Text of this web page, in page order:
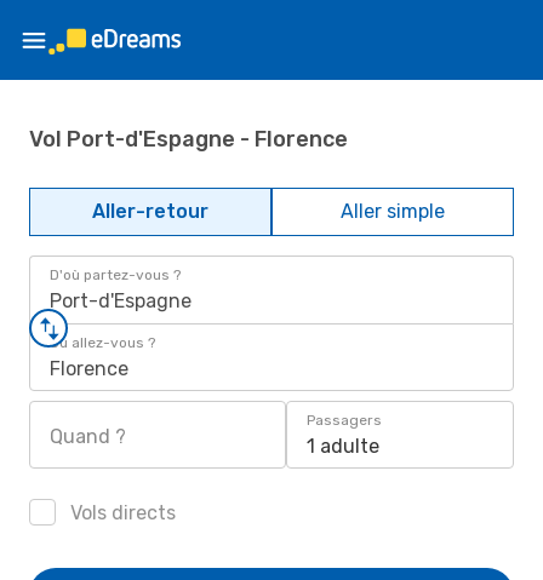
Vol Port-d'Espagne - Florence
Aller-retour Aller simple
D'où partez-vous ?
Port-d'Espagne
Où allez-vous ?
Florence
Quand ?
Passagers
1 adulte
Vols directs